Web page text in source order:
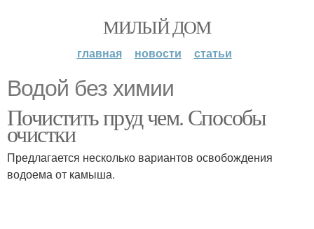
МИЛЫЙ ДОМ
главная новости статьи
Водой без химии
Почистить пруд чем. Способы
очистки
Предлагается несколько вариантов освобождения
водоема от камыша.